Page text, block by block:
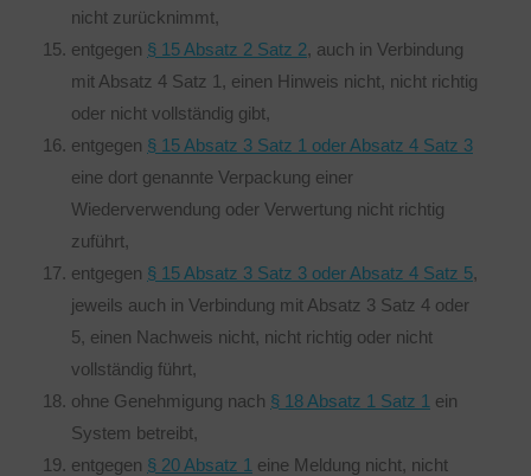
nicht zurücknimmt,
entgegen § 15 Absatz 2 Satz 2, auch in Verbindung
mit Absatz 4 Satz 1, einen Hinweis nicht, nicht richtig
oder nicht vollständig gibt,
entgegen § 15 Absatz 3 Satz 1 oder Absatz 4 Satz 3
eine dort genannte Verpackung einer
Wiederverwendung oder Verwertung nicht richtig
zuführt,
entgegen § 15 Absatz 3 Satz 3 oder Absatz 4 Satz 5,
jeweils auch in Verbindung mit Absatz 3 Satz 4 oder
5, einen Nachweis nicht, nicht richtig oder nicht
vollständig führt,
ohne Genehmigung nach § 18 Absatz 1 Satz 1 ein
System betreibt,
entgegen § 20 Absatz 1 eine Meldung nicht, nicht